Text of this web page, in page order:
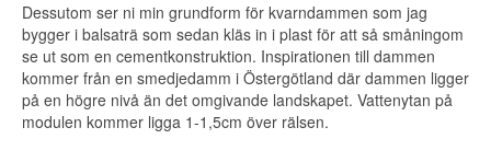
Dessutom ser ni min grundform för kvarndammen som jag
bygger i balsaträ som sedan kläs in i plast för att så småningom
se ut som en cementkonstruktion. Inspirationen till dammen
kommer från en smedjedamm i Östergötland där dammen ligger
på en högre nivå än det omgivande landskapet. Vattenytan på
modulen kommer ligga 1-1,5cm över rälsen.